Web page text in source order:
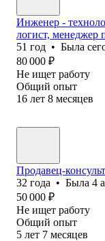
Инженер -
логист, менеджер
51 год • Была
80 000 ₽
Не ищет работу
Общий опыт
16 лет 8 месяцев
Продавец-
32 года • Была 4
50 000 ₽
Не ищет работу
Общий опыт
5 лет 7 месяцев